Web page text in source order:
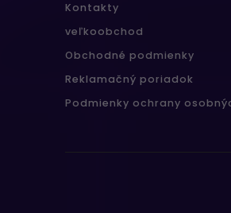
Kontakty
veľkoobchod
Obchodné podmienky
Reklamačný poriadok
Podmienky ochrany